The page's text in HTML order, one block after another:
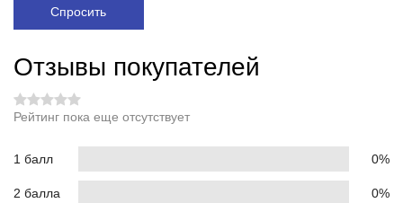
Спросить
Отзывы покупателей
Рейтинг пока еще отсутствует
1 балл 0%
2 балла 0%